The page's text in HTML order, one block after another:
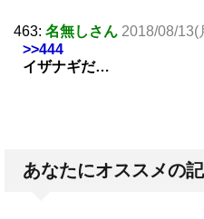
463: 名無しさん 2018/08/13(
>>444
イザナギだ…
あなたにオススメの